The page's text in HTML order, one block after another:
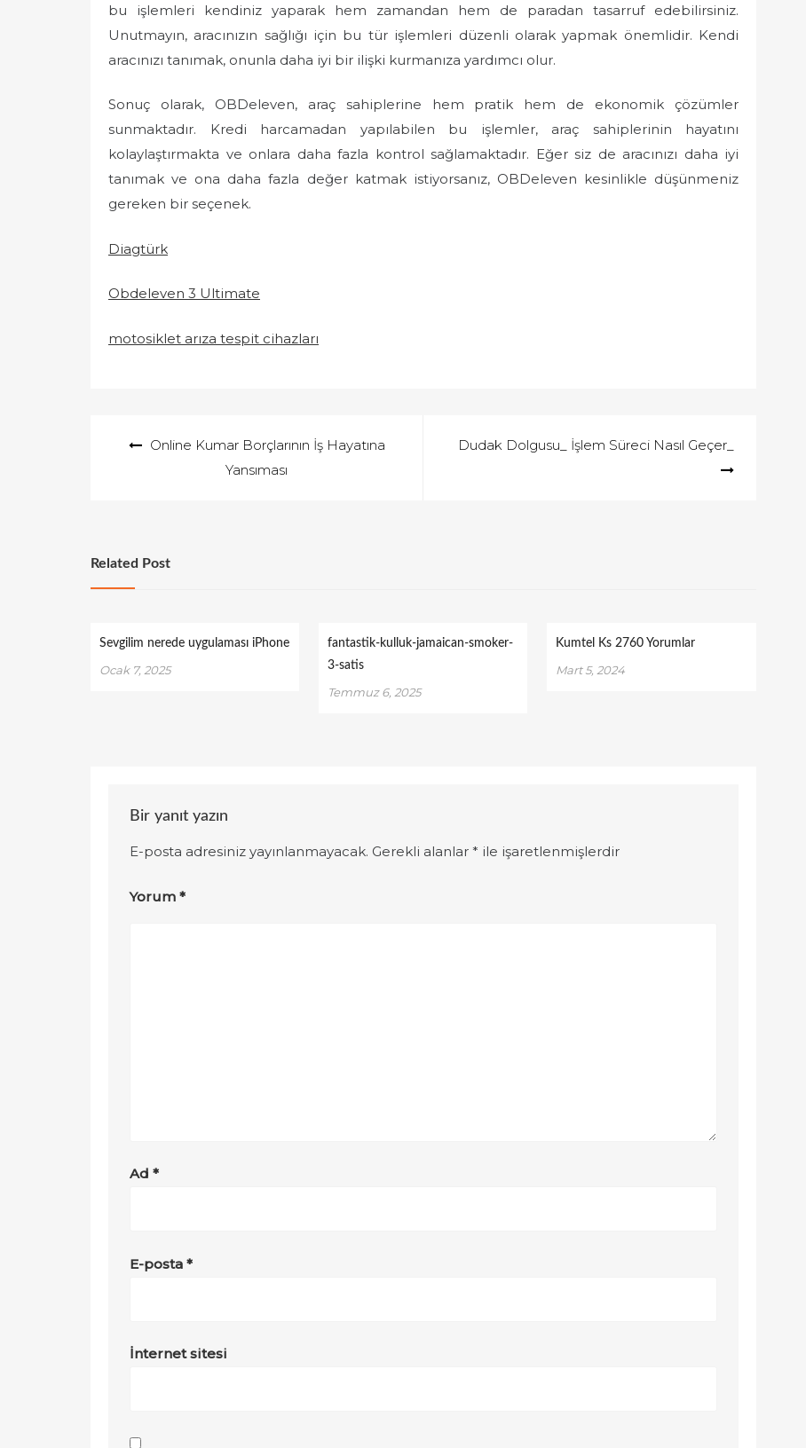
bu işlemleri kendiniz yaparak hem zamandan hem de paradan tasarruf edebilirsiniz.
Unutmayın, aracınızın sağlığı için bu tür işlemleri düzenli olarak yapmak önemlidir. Kendi
aracınızı tanımak, onunla daha iyi bir ilişki kurmanıza yardımcı olur.
Sonuç olarak, OBDeleven, araç sahiplerine hem pratik hem de ekonomik çözümler
sunmaktadır. Kredi harcamadan yapılabilen bu işlemler, araç sahiplerinin hayatını
kolaylaştırmakta ve onlara daha fazla kontrol sağlamaktadır. Eğer siz de aracınızı daha iyi
tanımak ve ona daha fazla değer katmak istiyorsanız, OBDeleven kesinlikle düşünmeniz
gereken bir seçenek.
Diagtürk
Obdeleven 3 Ultimate
motosiklet arıza tespit cihazları
gezinmesi
Online Kumar Borçlarının İş Hayatına
Yansıması
Dudak Dolgusu_ İşlem Süreci Nasıl Geçer_
Related Post
Sevgilim nerede uygulaması iPhone
Ocak 7, 2025
fantastik-kulluk-jamaican-smoker-
3-satis
Temmuz 6, 2025
Kumtel Ks 2760 Yorumlar
Mart 5, 2024
Bir yanıt yazın
E-posta adresiniz yayınlanmayacak. Gerekli alanlar* ile işaretlenmişlerdir
Yorum*
Ad*
E-posta*
İnternet sitesi